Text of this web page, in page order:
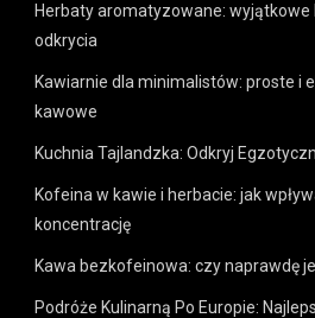
Herbaty aromatyzowane:
odkrycia
Kawiarnie dla minimalistów: proste i
kawowe
Kuchnia Tajlandzka: Odkryj
Kofeina w kawie i herbacie: jak
koncentrację
Kawa bezkofeinowa: czy naprawdę
Podróże Kulinarną Po Europie: